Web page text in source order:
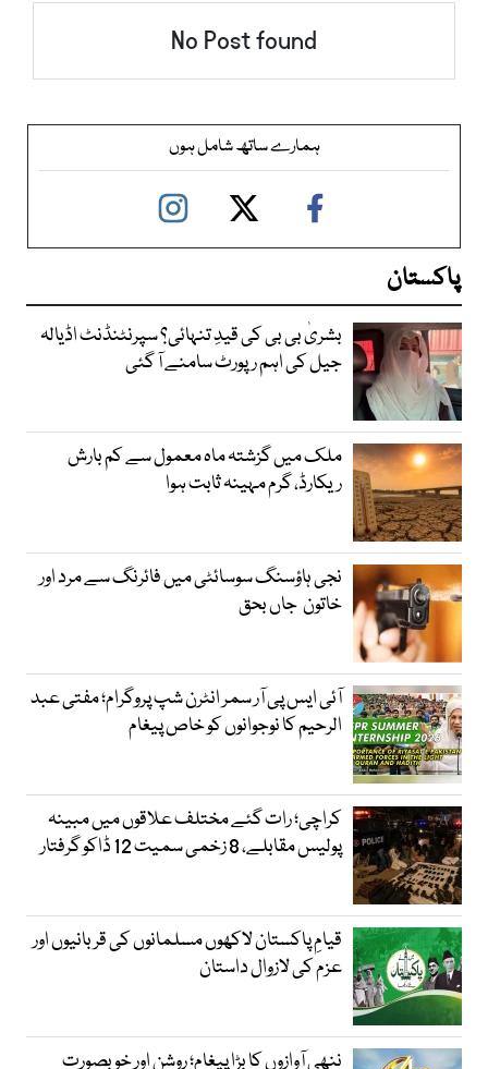
No Post found
ہمارے ساتھ شامل ہوں
پاکستان
بشریٰ بی بی کی قیدِ تنہائی؟ سپرنٹنڈنٹ اڈیالہ
جیل کی اہم رپورٹ سامنے آ گئی
ملک میں گزشتہ ماہ معمول سے کم بارش
ریکارڈ، گرم مہینہ ثابت ہوا
نجی ہاؤسنگ سوسائٹی میں فائرنگ سے مرد اور
خاتون جاں بحق
آئی ایس پی آر سمر انٹرن شپ پروگرام؛ مفتی عبد
الرحیم کا نوجوانوں کو خاص پیغام
کراچی؛ رات گئے مختلف علاقوں میں مبینہ
پولیس مقابلے، 8 زخمی سمیت 12 ڈاکو گرفتار
قیامِ پاکستان لاکھوں مسلمانوں کی قربانیوں اور
عزم کی لازوال داستان
ننھی آوازوں کا بڑا پیغام؛ روشن اور خوبصورت